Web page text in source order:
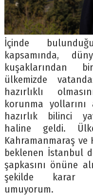
İçinde
kapsamında,
kuşaklarından
ülkemizde
hazırlıklı
korunma
hazırlık bilinci
haline geldi.
Kahramanmaraş
beklenen İstanbul
şapkasını önüne
şekilde karar
umuyorum.